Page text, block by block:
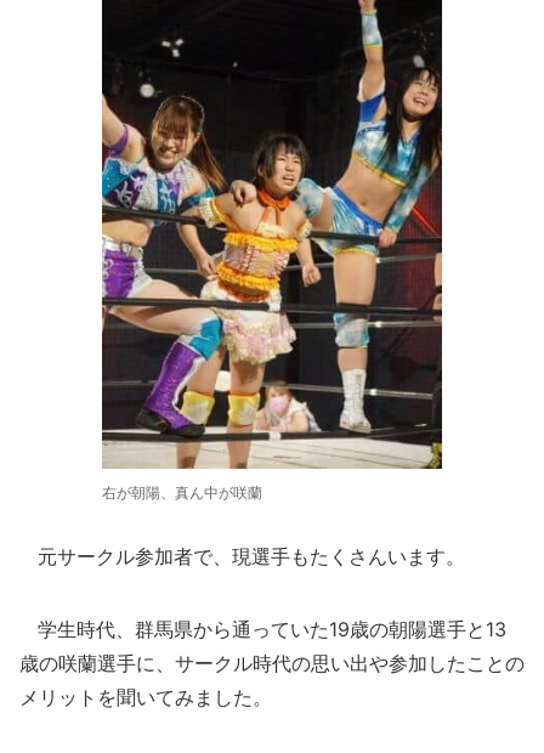
右が朝陽、真ん中が咲蘭
元サークル参加者で、現選手もたくさんいます。
学生時代、群馬県から通っていた19歳の朝陽選手と13
歳の咲蘭選手に、サークル時代の思い出や参加したことの
メリットを聞いてみました。